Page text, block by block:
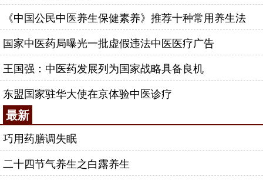
《中国公民中医养生保健素养》推荐十种常用养生法
国家中医药局曝光一批虚假违法中医医疗广告
王国强：中医药发展列为国家战略具备良机
东盟国家驻华大使在京体验中医诊疗
最新
巧用药膳调失眠
二十四节气养生之白露养生